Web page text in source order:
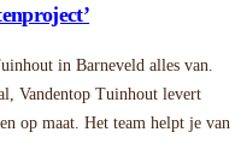
in Barneveld alles van.
Vandentop Tuinhout levert
op maat. Het team helpt je van